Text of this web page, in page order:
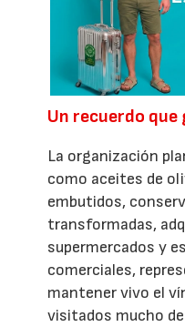
Un recuerdo que
La organización
como aceites de
embutidos,
transformadas,
supermercados y
comerciales,
mantener vivo el
visitados mucho